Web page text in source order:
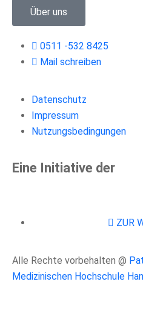
Über uns
0511 -532 8425
Mail schreiben
Datenschutz
Impressum
Nutzungsbedingungen
Eine Initiative der
ZUR
Alle Rechte vorbehalten @
Medizinischen Hochschule